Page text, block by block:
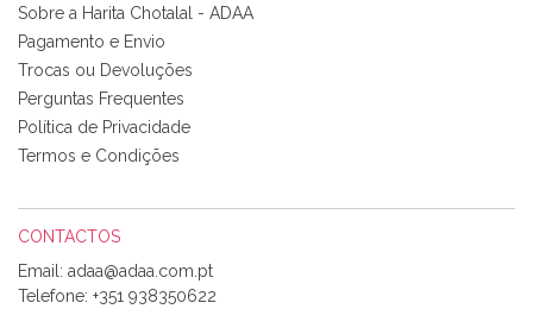
Tudo chegou em condições, pois os produtos vieram muito
bem acondicionados. Estou plenamente satisfeita com os
produtos adquiridos. Relativamente à bolsa, tem um tecido
com um padrão e cores muito bonitas e a execução está
perfeitíssima. Futuramente penso voltar a comprar na vossa
loja, têm excelentes artigos a um preço muito justo. A
Alexandra Morais
Sobre a Harita Chotalal - ADAA
Pagamento e Envio
Trocas ou Devoluções
Perguntas Frequentes
Política de Privacidade
Termos e Condições
CONTACTOS
Email:
Telefone: +351 938350622